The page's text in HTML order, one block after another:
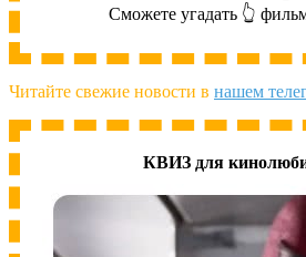
Сможете угадать 👆
Читайте свежие новости в нашем
КВИЗ для